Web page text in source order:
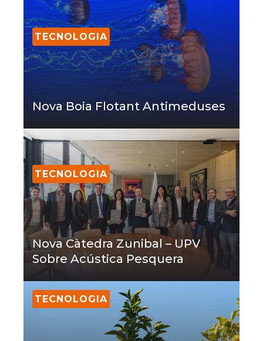
TECNOLOGIA
Nova Boia Flotant Antimeduses
TECNOLOGIA
Nova Càtedra Zunibal – UPV
Sobre Acústica Pesquera
TECNOLOGIA